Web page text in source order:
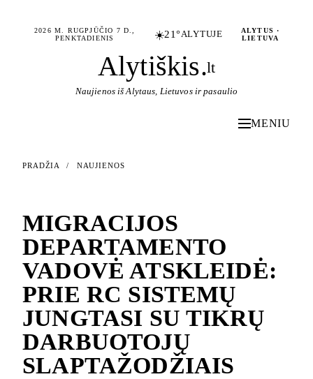
2026 M. RUGPJŪČIO 7 D.,
PENKTADIENIS
☀️21°ALYTUJE
ALYTUS ·
LIETUVA
Alytiškis.lt
Naujienos iš Alytaus, Lietuvos ir pasaulio
MENIU
PRADŽIA / NAUJIENOS
MIGRACIJOS
DEPARTAMENTO
VADOVĖ ATSKLEIDĖ:
PRIE RC SISTEMŲ
JUNGTASI SU TIKRŲ
DARBUOTOJŲ
SLAPTAŽODŽIAIS